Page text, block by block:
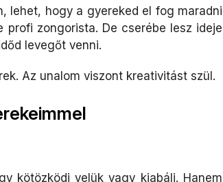
lehet, hogy a gyereked el fog maradni
profi zongorista. De cserébe lesz ideje
levegőt venni.
Az unalom viszont kreativitást szül.
kötözködj velük vagy kiabálj. Hanem